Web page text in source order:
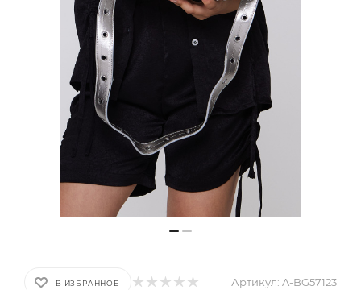
В ИЗБРАННОЕ Артикул: A-BG57123